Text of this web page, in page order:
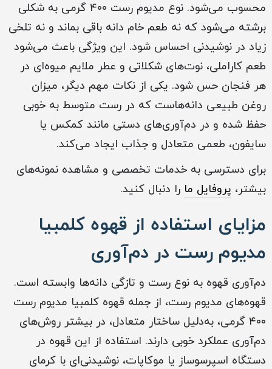
محسوب می‌شود. نوع مدیوم رست ۴۰۰ گرمی به شکلی
برشته می‌شود که نه طعم خام دانه باقی بماند و نه تلخی
زیاد در نوشیدنی احساس شود. این ویژگی باعث می‌شود
طعم کاراملی، نوت‌های شکلاتی و عطر ملایم میوه‌ای در
هر فنجان حس شود. یکی از نکات مهم دیگر، میزان
روغن طبیعی دانه‌هاست که در رست متوسط به خوبی
حفظ شده و در دم‌آوری‌های دستی مانند کمکس یا
سایفون، طعمی متعادل و جذاب ایجاد می‌کند.
برای دسترسی به خدمات تخصصی و مشاهده نمونه‌های
بیشتر، پروفایل ما را دنبال کنید.
مزایای استفاده از قهوه کلمبیا
مدیوم رست در دم‌آوری
دم‌آوری قهوه به نوع رست و تازگی دانه‌ها وابسته است.
قهوه‌های مدیوم رست، از جمله قهوه کلمبیا مدیوم رست
۴۰۰ گرمی، به‌دلیل ساختار متعادل، در بیشتر روش‌های
دم‌آوری عملکرد خوبی دارند. استفاده از این قهوه در
دستگاه اسپرسوساز یا موکاپات، نوشیدنی‌ای با کرمای